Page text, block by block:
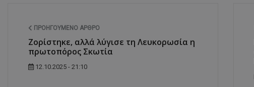
ΠΡΟΗΓΟΎΜΕΝΟ ΆΡΘΡΟ
Ζορίστηκε, αλλά λύγισε τη Λευκορωσία η
πρωτοπόρος Σκωτία
12.10.2025 - 21:10